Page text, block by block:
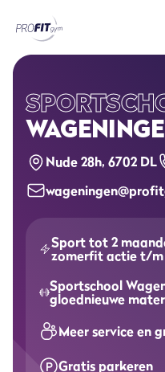
Alle
Nude 28h, 6702 DL
Sport tot 2
zomerfit actie t/m
Sportschool
gloednieuwe
Meer service en
Gratis parkeren